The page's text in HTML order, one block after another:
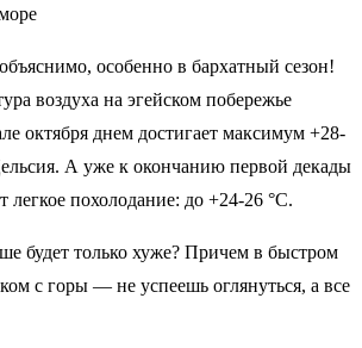
особенно в бархатный сезон!
воздуха на эгейском побережье
октября днем достигает максимум +28-
А уже к окончанию первой декады
легкое похолодание: до +24-26 °C.
будет только хуже? Причем в быстром
с горы — не успеешь оглянуться, а все